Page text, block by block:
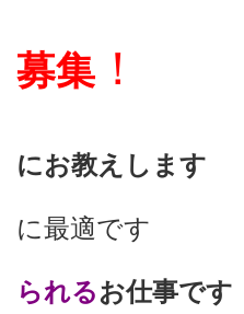
募集 ！
にお教えします
に最適です
永
られるお仕事です